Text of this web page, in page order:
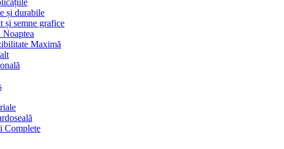
și durabile
și semne grafice
Maximă
Complete